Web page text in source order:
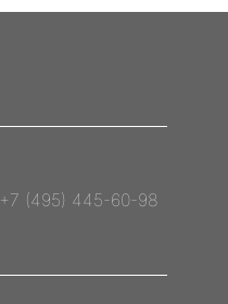
+7 (495) 445-60-98